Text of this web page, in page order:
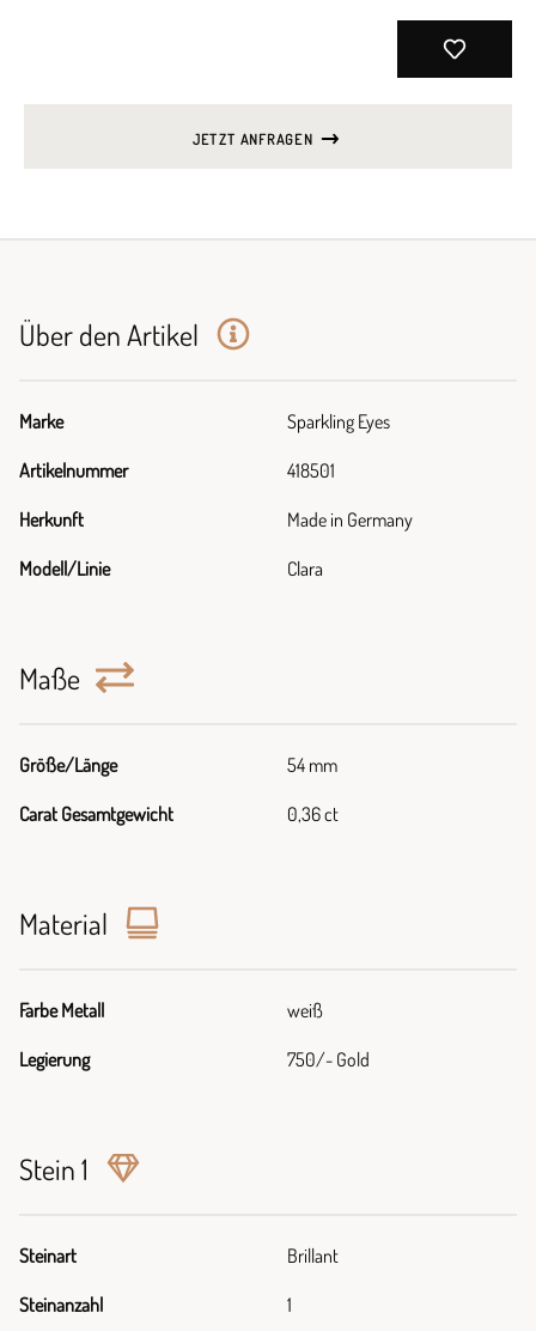
JETZT ANFRAGEN
Über den Artikel
Marke Sparkling Eyes
Artikelnummer 418501
Herkunft Made in Germany
Modell/Linie Clara
Maße
Größe/Länge 54 mm
Carat Gesamtgewicht 0,36 ct
Material
Farbe Metall weiß
Legierung 750/- Gold
Stein 1
Steinart Brillant
Steinanzahl 1